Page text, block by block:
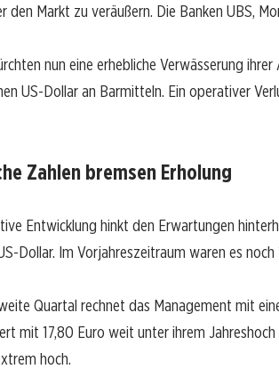
den Markt zu veräußern. Die Banken UBS,
nun eine erhebliche Verwässerung
US-Dollar an Barmitteln. Ein operativer
Zahlen bremsen Erholung
Entwicklung hinkt den Erwartungen
Dollar. Im Vorjahreszeitraum waren es noch
Quartal rechnet das Management mit
mit 17,80 Euro weit unter ihrem
hoch.